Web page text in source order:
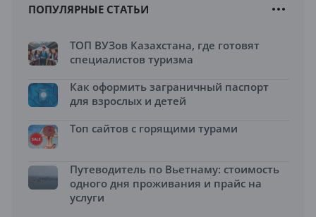
ПОПУЛЯРНЫЕ СТАТЬИ
ТОП ВУЗов Казахстана, где готовят
специалистов туризма
Как оформить заграничный паспорт
для взрослых и детей
Топ сайтов с горящими турами
Путеводитель по Вьетнаму: стоимость
одного дня проживания и прайс на
услуги